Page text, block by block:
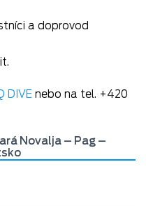
a doprovod
DIVE nebo na tel. +420
Novalja – Pag –